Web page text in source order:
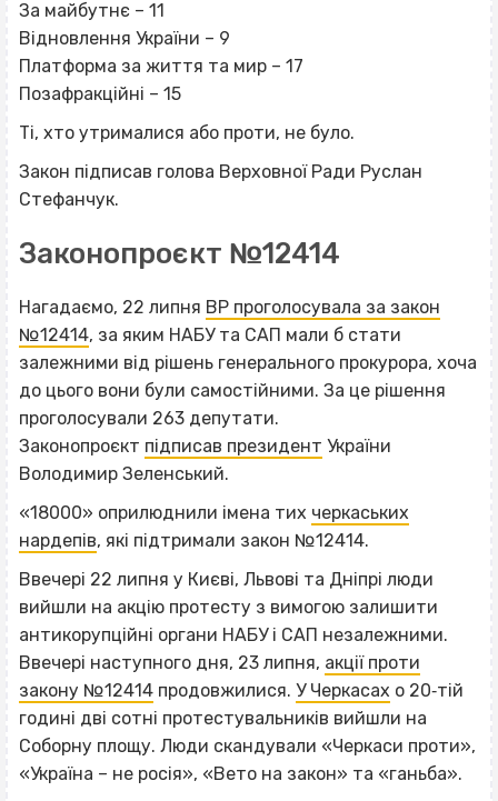
За майбутнє – 11
Відновлення України – 9
Платформа за життя та мир – 17
Позафракційні – 15
Ті, хто утрималися або проти, не було.
Закон підписав голова Верховної Ради Руслан
Стефанчук.
Законопроєкт №12414
Нагадаємо, 22 липня ВР проголосувала за закон
№12414, за яким НАБУ та САП мали б стати
залежними від рішень генерального прокурора, хоча
до цього вони були самостійними. За це рішення
проголосували 263 депутати.
Законопроєкт підписав президент України
Володимир Зеленський.
«18000» оприлюднили імена тих черкаських
нардепів, які підтримали закон №12414.
Ввечері 22 липня у Києві, Львові та Дніпрі люди
вийшли на акцію протесту з вимогою залишити
антикорупційні органи НАБУ і САП незалежними.
Ввечері наступного дня, 23 липня, акції проти
закону №12414 продовжилися. У Черкасах о 20‐тій
годині дві сотні протестувальників вийшли на
Соборну площу. Люди скандували «Черкаси проти»,
«Україна – не росія», «Вето на закон» та «ганьба».